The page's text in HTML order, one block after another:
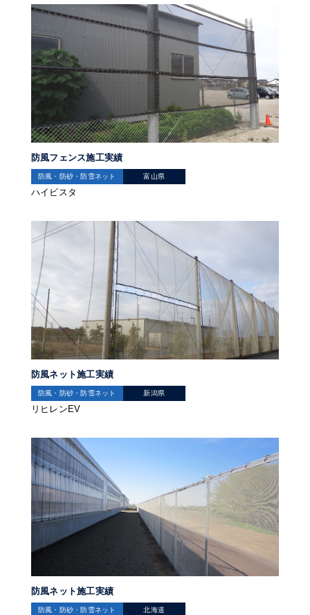
防風フェンス施工実績
防風・防砂・防雪ネット 富山県
ハイビスタ
防風ネット施工実績
防風・防砂・防雪ネット 新潟県
リヒレンEV
防風ネット施工実績
防風・防砂・防雪ネット 北海道